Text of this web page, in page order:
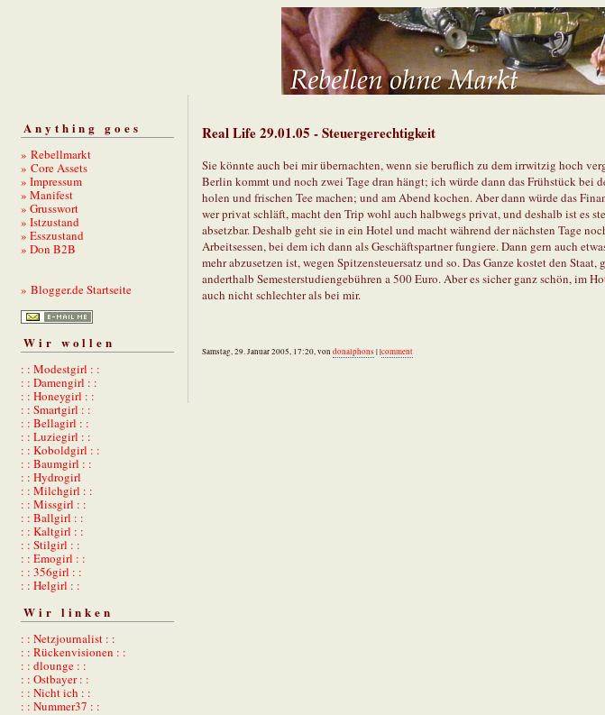
Anything goes
» Rebellmarkt
» Core Assets
» Impressum
» Manifest
» Grusswort
» Istzustand
» Esszustand
» Don B2B
» Blogger.de Startseite
Wir wollen
: : Modestgirl : :
: : Damengirl : :
: : Honeygirl : :
: : Smartgirl : :
: : Bellagirl : :
: : Luziegirl : :
: : Koboldgirl : :
: : Baumgirl : :
: : Hydrogirl
: : Milchgirl : :
: : Missgirl : :
: : Ballgirl : :
: : Kaltgirl : :
: : Stilgirl : :
: : Emogirl : :
: : 356girl : :
: : Helgirl : :
Wir linken
: : Netzjournalist : :
: : Rückenvisionen : :
: : dlounge : :
: : Ostbayer : :
: : Nicht ich : :
: : Nummer37 : :
Real Life 29.01.05 - Steuergerechtigkeit
Sie könnte auch bei mir übernachten, wenn sie beruflich zu dem irrwitzig hoch
Berlin kommt und noch zwei Tage dran hängt; ich würde dann das Frühstück bei
holen und frischen Tee machen; und am Abend kochen. Aber dann würde das
wer privat schläft, macht den Trip wohl auch halbwegs privat, und deshalb ist es
absetzbar. Deshalb geht sie in ein Hotel und macht während der nächsten Tage
Arbeitsessen, bei dem ich dann als Geschäftspartner fungiere. Dann gern auch
mehr abzusetzen ist, wegen Spitzensteuersatz und so. Das Ganze kostet den Staat,
anderthalb Semesterstudiengebühren a 500 Euro. Aber es sicher ganz schön, im
auch nicht schlechter als bei mir.
Samstag, 29. Januar 2005, 17:20, von donalphons | |comment